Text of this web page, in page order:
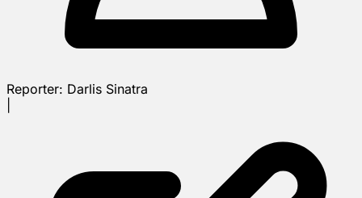
Reporter: Darlis Sinatra